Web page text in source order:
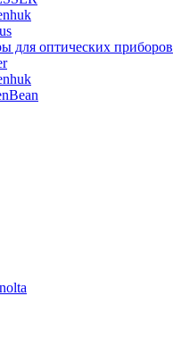
для оптических приборов